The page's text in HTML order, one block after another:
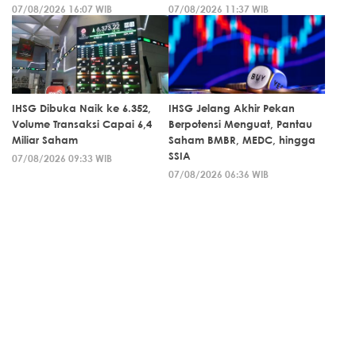
07/08/2026 16:07 WIB
07/08/2026 11:37 WIB
IHSG Dibuka Naik ke 6.352,
Volume Transaksi Capai 6,4
Miliar Saham
07/08/2026 09:33 WIB
IHSG Jelang Akhir Pekan
Berpotensi Menguat, Pantau
Saham BMBR, MEDC, hingga
SSIA
07/08/2026 06:36 WIB